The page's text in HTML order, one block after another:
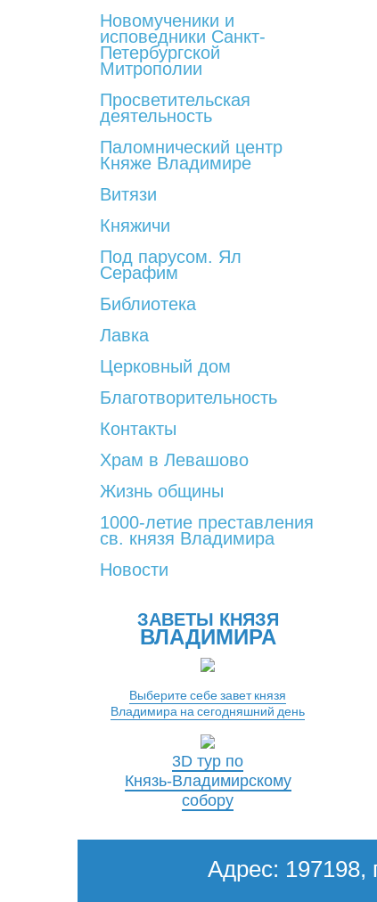
Новомученики и
исповедники Санкт-
Петербургской
Митрополии
Просветительская
деятельность
Паломнический центр
Княже Владимире
Витязи
Княжичи
Под парусом. Ял
Серафим
Библиотека
Лавка
Церковный дом
Благотворительность
Контакты
Храм в Левашово
Жизнь общины
1000-летие преставления
св. князя Владимира
Новости
ЗАВЕТЫ КНЯЗЯ
ВЛАДИМИРА
Выберите себе завет князя
Владимира на сегодняшний день
3D тур по
Князь-Владимирскому
собору
Адрес: 197198,